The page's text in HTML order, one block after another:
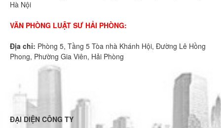
Hà Nội
VĂN PHÒNG LUẬT SƯ HẢI PHÒNG:
Địa chỉ: Phòng 5, Tầng 5 Tòa nhà Khánh Hội, Đường Lê Hồng
Phong, Phường Gia Viên, Hải Phòng
ĐẠI DIỆN CÔNG TY